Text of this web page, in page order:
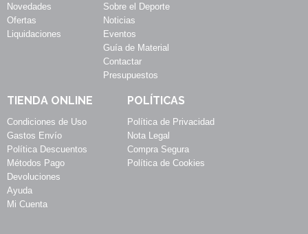
Novedades
Ofertas
Liquidaciones
Sobre el Deporte
Noticias
Eventos
Guía de Material
Contactar
Presupuestos
TIENDA ONLINE
Condiciones de Uso
Gastos Envío
Política Descuentos
Métodos Pago
Devoluciones
Ayuda
Mi Cuenta
POLÍTICAS
Política de Privacidad
Nota Legal
Compra Segura
Política de Cookies